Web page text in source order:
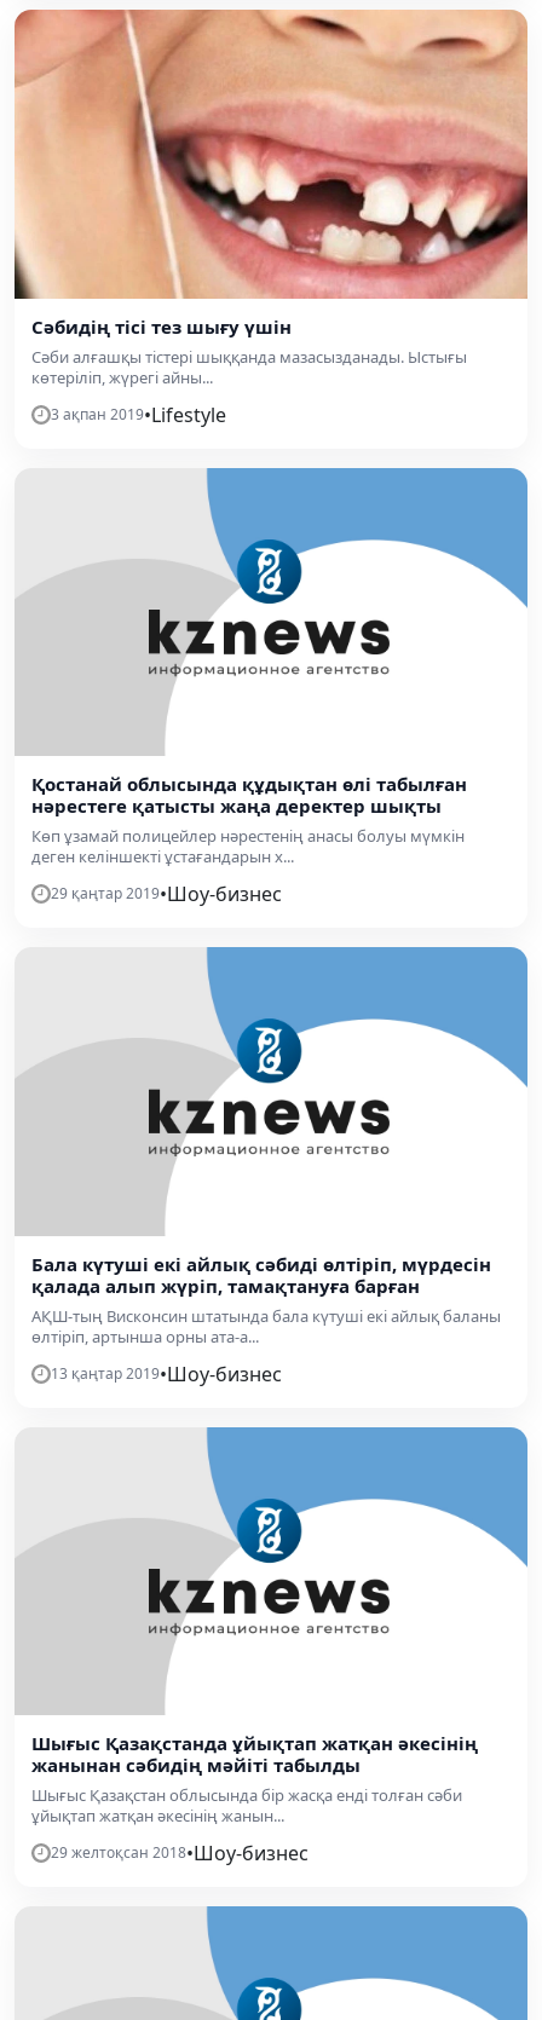
Сәбидің тісі тез шығу үшін
Сәби алғашқы тістері шыққанда мазасызданады. Ыстығы
көтеріліп, жүрегі айны...
3 ақпан 2019•Lifestyle
Қостанай облысында құдықтан өлі табылған
нәрестеге қатысты жаңа деректер шықты
Көп ұзамай полицейлер нәрестенің анасы болуы мүмкін
деген келіншекті ұстағандарын х...
29 қаңтар 2019•Шоу-бизнес
Бала күтуші екі айлық сәбиді өлтіріп, мүрдесін
қалада алып жүріп, тамақтануға барған
АҚШ-тың Висконсин штатында бала күтуші екі айлық баланы
өлтіріп, артынша орны ата-а...
13 қаңтар 2019•Шоу-бизнес
Шығыс Қазақстанда ұйықтап жатқан әкесінің
жанынан сәбидің мәйіті табылды
Шығыс Қазақстан облысында бір жасқа енді толған сәби
ұйықтап жатқан әкесінің жанын...
29 желтоқсан 2018•Шоу-бизнес